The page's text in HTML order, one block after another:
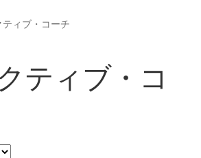
く表記
ティブ・コーチ
ティブ・コ